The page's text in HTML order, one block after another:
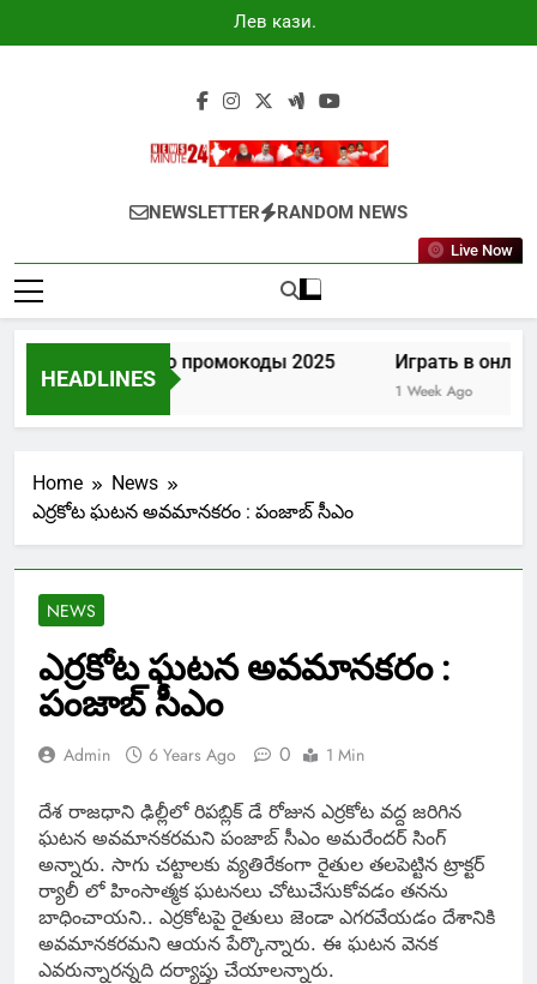
to
Лев казино
промокоды
Newsminute24
Get All Updated Telugu News
NEWSLETTER RANDOM NEWS
Live Now
HEADLINES
Лев казино промокоды 2025
6 Days Ago
Играть в
1 Week Ago
Home
News
ఎర్రకోట ఘటన అవమానకరం : పంజాబ్ సీఎం
NEWS
ఎర్రకోట ఘటన అవమానకరం :
పంజాబ్ సీఎం
Admin 6 Years Ago 0 1 Min
దేశ రాజధాని ఢిల్లీలో రిపబ్లిక్ డే రోజున ఎర్రకోట వద్ద జరిగిన
ఘటన అవమానకరమని పంజాబ్ సీఎం అమరేందర్ సింగ్
అన్నారు. సాగు చట్టాలకు వ్యతిరేకంగా రైతుల తలపెట్టిన ట్రాక్టర్
ర్యాలీ లో హింసాత్మక ఘటనలు చోటుచేసుకోవడం తనను
బాధించాయని.. ఎర్రకోటపై రైతులు జెండా ఎగరవేయడం దేశానికి
అవమానకరమని ఆయన పేర్కొన్నారు. ఈ ఘటన వెనక
ఎవరున్నారన్నది దర్యాప్తు చేయాలన్నారు.